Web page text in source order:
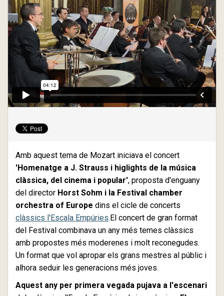
Amb aquest tema de Mozart iniciava el concert
'Homenatge a J. Strauss i higlights de la música
clàssica, del cinema i popular', proposta d'enguany
del director Horst Sohm i la Festival chamber
orchestra of Europe dins el cicle de concerts
clàssics l'Escala Empúries.El concert de gran format
del Festival combinava un any més temes clàssics
amb propostes més moderenes i molt reconegudes.
Un format que vol apropar els grans mestres al públic i
alhora seduir les generacions més joves.
Aquest any per primera vegada pujava a l'escenari